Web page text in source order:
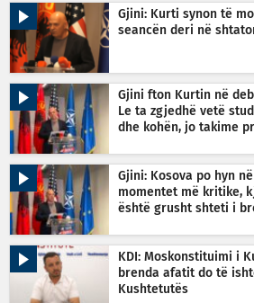
Gjini: Kurti synon të
seancën deri në
Gjini fton Kurtin në
Le ta zgjedhë vetë
dhe kohën, jo takime
Gjini: Kosova po hyn
momentet më kritike,
është grusht shteti i
KDI: Moskonstituimi i
brenda afatit do të
Kushtetutës